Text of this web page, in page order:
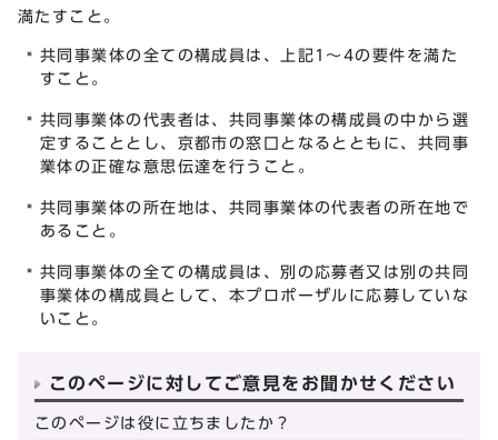
満たすこと。
共同事業体の全ての構成員は、上記1～4の要件を満た
すこと。
共同事業体の代表者は、共同事業体の構成員の中から選
定することとし、京都市の窓口となるとともに、共同事
業体の正確な意思伝達を行うこと。
共同事業体の所在地は、共同事業体の代表者の所在地で
あること。
共同事業体の全ての構成員は、別の応募者又は別の共同
事業体の構成員として、本プロポーザルに応募していな
いこと。
このページに対してご意見をお聞かせください
このページは役に立ちましたか？